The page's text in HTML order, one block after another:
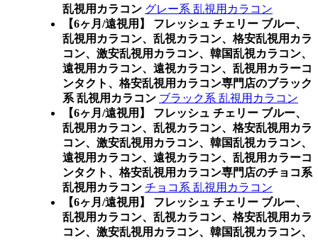
乱視用カラコン グレー系 乱視用カラコン
【6ヶ月/遠視用】 フレッシュ チェリー ブルー、
乱視用カラコン、乱視カラコン、格安乱視用カラ
コン、激安乱視用カラコン、韓国乱視カラコン、
遠視用カラコン、遠視カラコン、乱視用カラーコ
ンタクト、格安乱視用カラコン専門店のブラック
系 乱視用カラコン ブラック系 乱視用カラコン
【6ヶ月/遠視用】 フレッシュ チェリー ブルー、
乱視用カラコン、乱視カラコン、格安乱視用カラ
コン、激安乱視用カラコン、韓国乱視カラコン、
遠視用カラコン、遠視カラコン、乱視用カラーコ
ンタクト、格安乱視用カラコン専門店のチョコ系
乱視用カラコン チョコ系 乱視用カラコン
【6ヶ月/遠視用】 フレッシュ チェリー ブルー、
乱視用カラコン、乱視カラコン、格安乱視用カラ
コン、激安乱視用カラコン、韓国乱視カラコン、